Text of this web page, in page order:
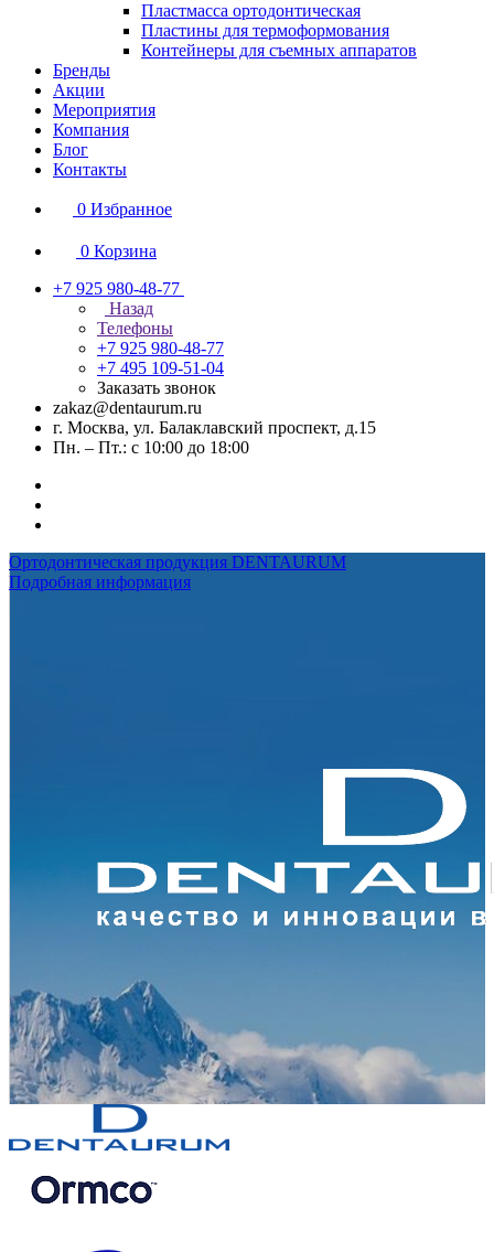
Пластмасса ортодонтическая
Пластины для термоформования
Контейнеры для съемных аппаратов
Бренды
Акции
Мероприятия
Компания
Блог
Контакты
0 Избранное
0 Корзина
+7 925 980-48-77
Назад
Телефоны
+7 925 980-48-77
+7 495 109-51-04
Заказать звонок
zakaz@dentaurum.ru
г. Москва, ул. Балаклавский проспект, д.15
Пн. – Пт.: с 10:00 до 18:00
Ортодонтическая продукция DENTAURUM
Подробная информация